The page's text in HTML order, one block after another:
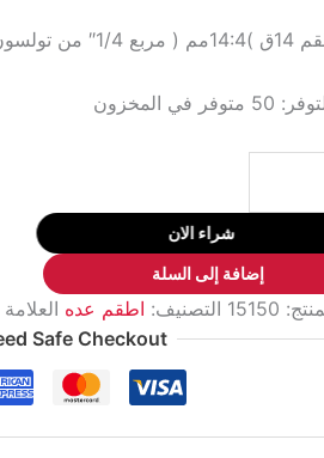
من تولسون
50 متوفر في المخزون
شراء الان
إضافة إلى السلة
15150 التصنيف: اطقم عده
Safe Checkout